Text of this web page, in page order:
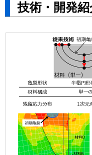
技術・開発紹